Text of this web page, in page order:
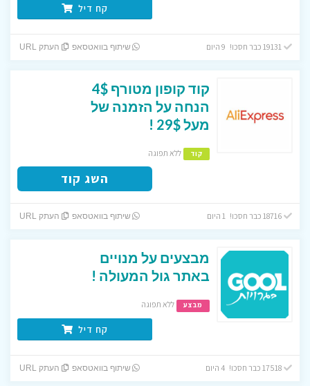
קח דיל
שיתוף בוואטסאפ העתק URL
קוד קופון מטורף 4$
הנחה על הזמנה של
מעל 29$ !
קוד ללא תפוגה
השג קוד
18716 כבר חסכו! 1 היום שיתוף בוואטסאפ העתק URL
מבצעים על מנויים
באתר גול המעולה !
מבצע ללא תפוגה
קח דיל
17518 כבר חסכו! 4 היום שיתוף בוואטסאפ העתק URL